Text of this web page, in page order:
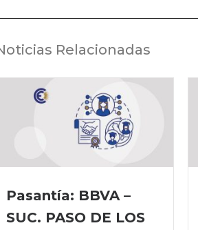
Relacionadas
Pasantía: BBVA –
SUC. PASO DE LOS